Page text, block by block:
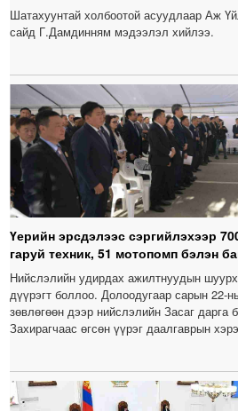
Шатахуунтай холбоотой асуудлаар Аж
сайд Г.Дамдинням мэдээлэл хийлээ.
Үерийн эрсдэлээс сэргийлэхээр
гаруй техник, 51 мотопомп бэлэн
Нийслэлийн удирдах ажилтнуудын
дүүрэгт боллоо. Долоодугаар сарын 22-
зөвлөгөөн дээр нийслэлийн Засаг дарга
Захирагчаас өгсөн үүрэг даалгаврын